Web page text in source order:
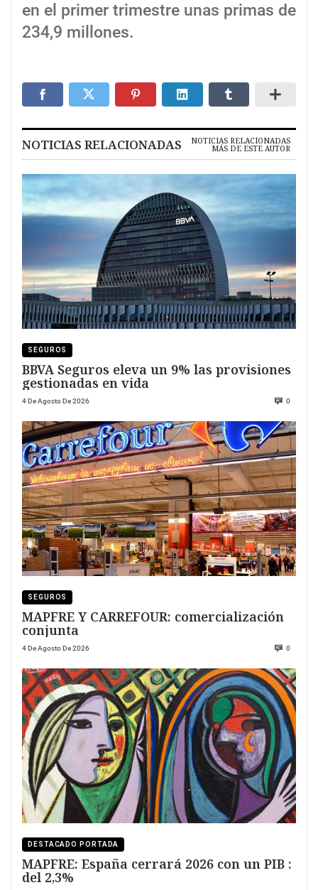
en el primer trimestre unas primas de
234,9 millones.
NOTICIAS RELACIONADAS NOTICIAS RELACIONADAS
MÁS DE ESTE AUTOR
SEGUROS
BBVA Seguros eleva un 9% las provisiones
gestionadas en vida
4 De Agosto De 2026 0
SEGUROS
MAPFRE Y CARREFOUR: comercialización
conjunta
4 De Agosto De 2026 0
DESTACADO PORTADA
MAPFRE: España cerrará 2026 con un PIB :
del 2,3%